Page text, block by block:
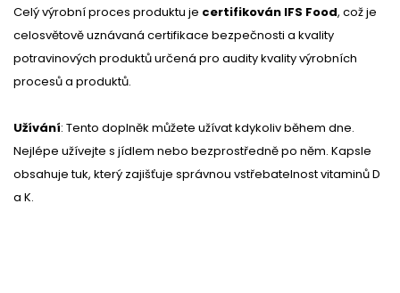
Celý výrobní proces produktu je certifikován IFS Food, což je
celosvětově uznávaná certifikace bezpečnosti a kvality
potravinových produktů určená pro audity kvality výrobních
procesů a produktů.
Užívání: Tento doplněk můžete užívat kdykoliv během dne.
Nejlépe užívejte s jídlem nebo bezprostředně po něm. Kapsle
obsahuje tuk, který zajišťuje správnou vstřebatelnost vitaminů D
a K.